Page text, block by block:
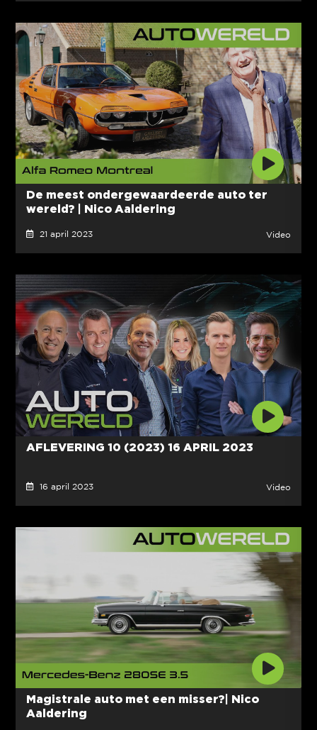
De meest ondergewaardeerde auto ter
wereld? | Nico Aaldering
21 april 2023 Video
AFLEVERING 10 (2023) 16 APRIL 2023
16 april 2023 Video
Magistrale auto met een misser?| Nico
Aaldering